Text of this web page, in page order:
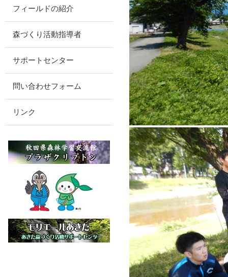
フィールドの紹介
森づくり活動指導者
サポートセンター
問い合わせフォーム
リンク